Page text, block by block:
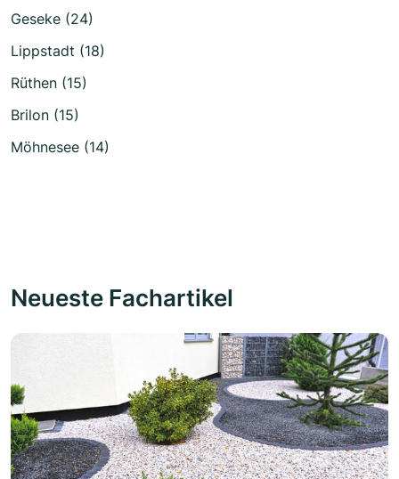
Geseke (24)
Lippstadt (18)
Rüthen (15)
Brilon (15)
Möhnesee (14)
Neueste Fachartikel